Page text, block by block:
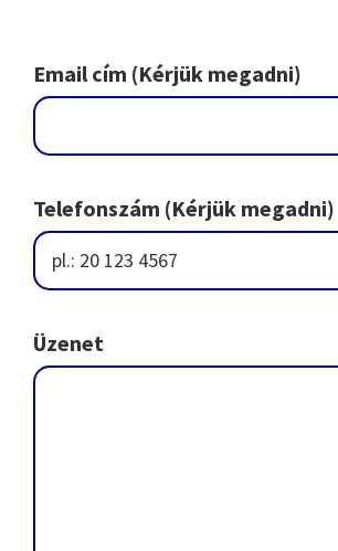
Email cím (Kérjük megadni)
Telefonszám (Kérjük megadni)
Üzenet